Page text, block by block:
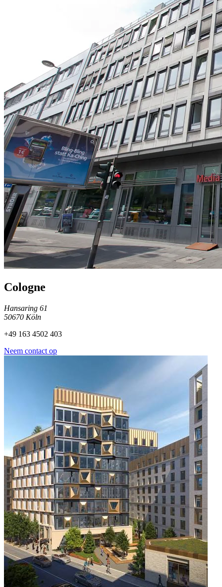
Cologne
Hansaring 61
50670 Köln
+49 163 4502 403
Neem contact op